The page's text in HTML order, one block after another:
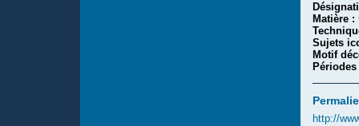
Matière :
Sujets
Motif
http://